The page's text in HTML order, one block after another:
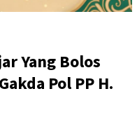
Yang Bolos
Pol PP H.